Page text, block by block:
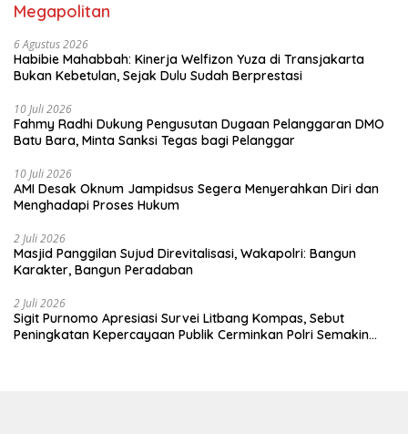
Megapolitan
6 Agustus 2026
Habibie Mahabbah: Kinerja Welfizon Yuza di Transjakarta
Bukan Kebetulan, Sejak Dulu Sudah Berprestasi
10 Juli 2026
Fahmy Radhi Dukung Pengusutan Dugaan Pelanggaran DMO
Batu Bara, Minta Sanksi Tegas bagi Pelanggar
10 Juli 2026
AMI Desak Oknum Jampidsus Segera Menyerahkan Diri dan
Menghadapi Proses Hukum
2 Juli 2026
Masjid Panggilan Sujud Direvitalisasi, Wakapolri: Bangun
Karakter, Bangun Peradaban
2 Juli 2026
Sigit Purnomo Apresiasi Survei Litbang Kompas, Sebut
Peningkatan Kepercayaan Publik Cerminkan Polri Semakin